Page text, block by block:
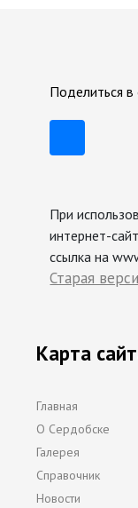
Поделиться в
При
интернет-
ссылка на
Старая
Карта
Главная
О Сердобске
Галерея
Справочник
Новости